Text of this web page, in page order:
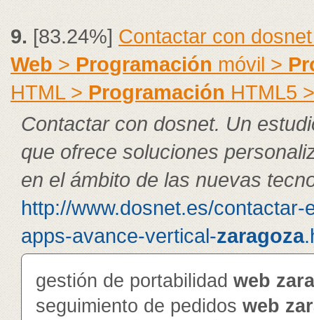
9. [83.24%] Contactar con
Web>Programaciónmóvil >
HTML > Programación HTML5
Contactar con dosnet. Un
que ofrece soluciones
en el ámbito de las nuevas
http://www.dosnet.es/contactar-
apps-avance-vertical-zaragoza
gestión de portabilidad web
seguimiento de pedidos web